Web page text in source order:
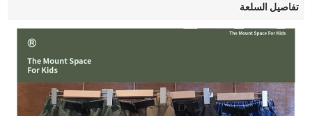
تفاصيل السلعة